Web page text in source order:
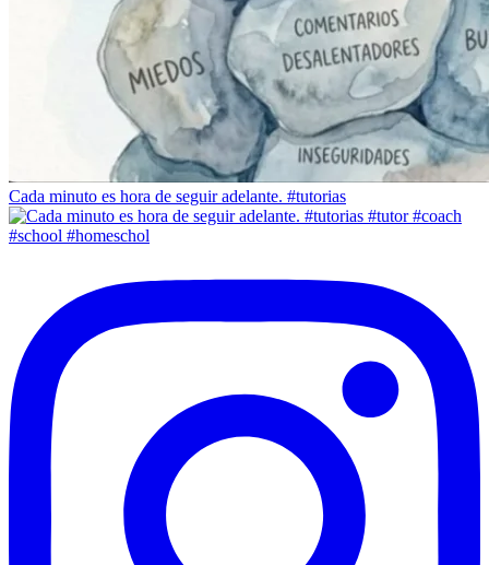
Cada minuto es hora de seguir adelante. #tutorias